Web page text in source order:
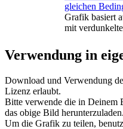
gleichen
Grafik basiert
mit
Verwendung in
Download und Verwendung
Lizenz erlaubt.
Bitte verwende die in Deinem
das obige Bild herunterzuladen.
Um die Grafik zu teilen,